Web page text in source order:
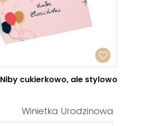
Niby cukierkowo, ale stylowo
Winietka Urodzinowa